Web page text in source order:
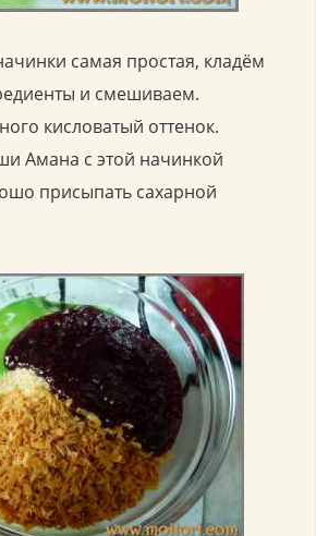
самая простая, кладём
и смешиваем.
кисловатый оттенок.
Амана с этой начинкой
присыпать сахарной